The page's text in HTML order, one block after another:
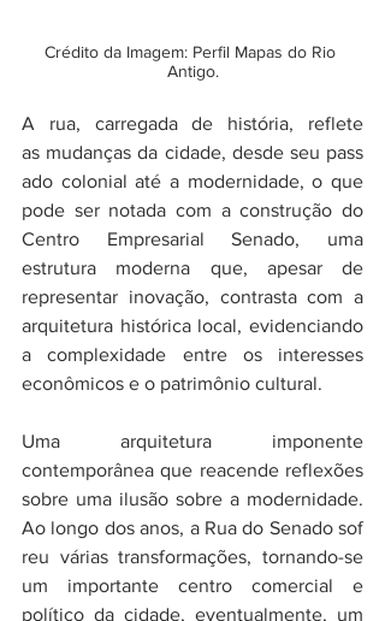
Crédito da Imagem: Perfil Mapas do Rio
Antigo.
A rua, carregada de história, reflete
as mudanças da cidade, desde seu pass
ado colonial até a modernidade, o que
pode ser notada com a construção do
Centro Empresarial Senado, uma
estrutura moderna que, apesar de
representar inovação, contrasta com a
arquitetura histórica local, evidenciando
a complexidade entre os interesses
econômicos e o patrimônio cultural.
Uma arquitetura imponente
contemporânea que reacende reflexões
sobre uma ilusão sobre a modernidade.
Ao longo dos anos, a Rua do Senado sof
reu várias transformações, tornando-se
um importante centro comercial e
político da cidade, eventualmente, um